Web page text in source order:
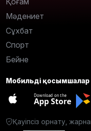
Мәдениет
Сұхбат
Спорт
Бейне
Мобильді қосымшалар
Download on the
App Store
Қауіпсіз орнату,